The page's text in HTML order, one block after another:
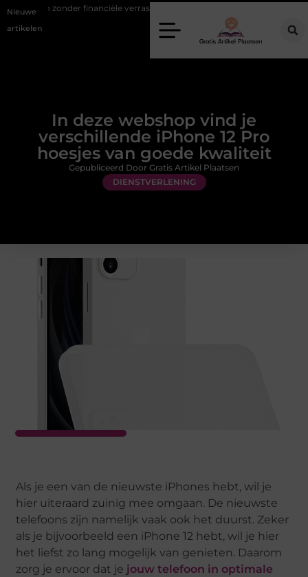
Nieuwe
artikelen
financiële verrassingen Gemiddelde tarieven van een
In deze webshop vind je
verschillende iPhone 12 Pro
hoesjes van goede kwaliteit
DIENSTVERLENING
Gepubliceerd Door Gratis Artikel Plaatsen
Als je een van de nieuwste iPhones hebt, wil je
hier uiteraard zuinig mee omgaan. De nieuwste
telefoons zijn namelijk vaak ook het duurst. Zeker
als je bijvoorbeeld een iPhone 12 hebt, wil je hier
het liefst zo lang mogelijk van genieten. Daarom
zorg je ervoor dat je jouw telefoon in optimale